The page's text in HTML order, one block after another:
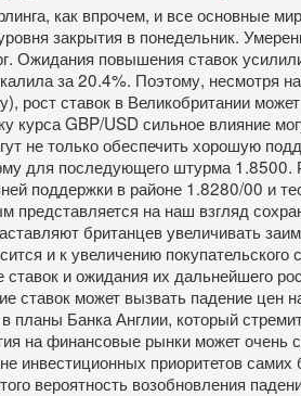
как впрочем, и все основные
закрытия в понедельник.
Ожидания повышения ставок
за 20.4%. Поэтому, несмотря
рост ставок в Великобритании
курса GBP/USD сильное влияние
не только обеспечить хорошую
для последующего штурма 1.8500.
поддержки в районе 1.8280/00 и
представляется на наш взгляд
британцев увеличивать
и к увеличению
и ожидания их дальнейшего
ставок может вызвать падение цен
планы Банка Англии, который
на финансовые рынки может
инвестиционных приоритетов
вероятность возобновления